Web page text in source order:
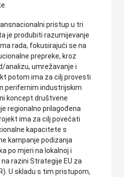
pristup u tri
je produbiti razumijevanje
rada, fokusirajući se na
prepreke, kroz
analizu, umrežavanje i
potom ima za cilj provesti
perifernim industrijskim
koncept društvene
regionalno prilagođena
ima za cilj povećati
kapacitete s
kampanje podizanja
po mjeri na lokalnoj i
razini Strategije EU za
U skladu s tim pristupom,